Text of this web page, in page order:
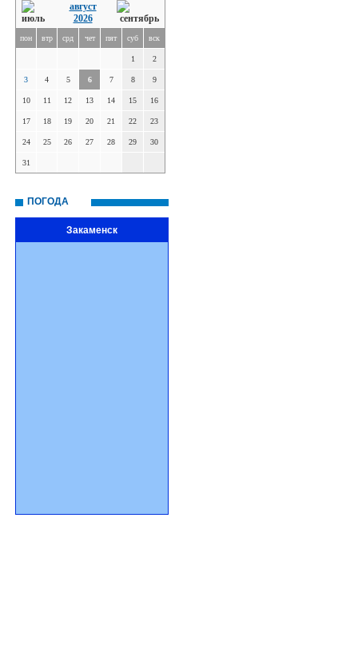
август
2026
пон втр срд чет пят суб вск
1 2
3 4 5 6 7 8 9
10 11 12 13 14 15 16
17 18 19 20 21 22 23
24 25 26 27 28 29 30
31
ПОГОДА
Закаменск